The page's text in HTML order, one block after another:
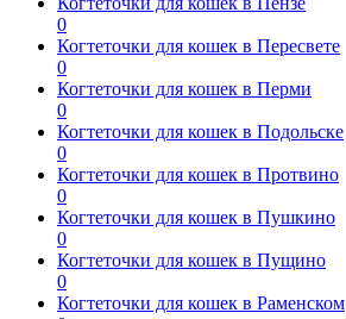
0
Когтеточки для кошек в Пересвете
0
Когтеточки для кошек в Перми
0
Когтеточки для кошек в Подольске
0
Когтеточки для кошек в Протвино
0
Когтеточки для кошек в Пушкино
0
Когтеточки для кошек в Пущино
0
Когтеточки для кошек в Раменском